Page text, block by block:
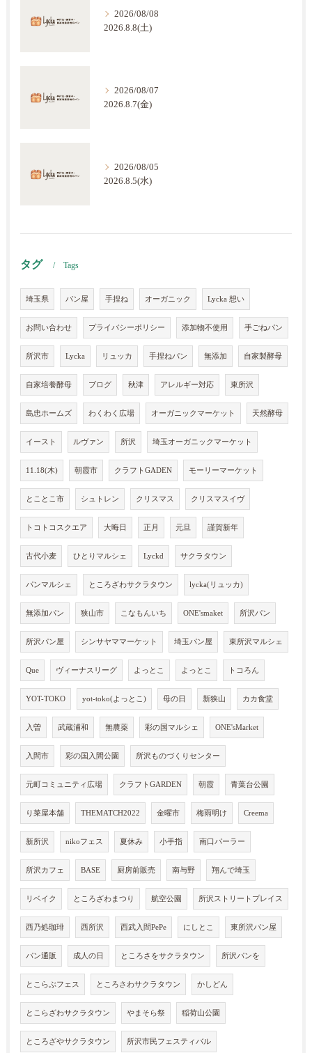
2026/08/08
2026.8.8(土)
2026/08/07
2026.8.7(金)
2026/08/05
2026.8.5(水)
タグ Tags
埼玉県 パン屋 手捏ね オーガニック Lycka 想い
お問い合わせ プライバシーポリシー 添加物不使用 手ごねパン
所沢市 Lycka リュッカ 手捏ねパン 無添加 自家製酵母
自家培養酵母 ブログ 秋津 アレルギー対応 東所沢
島忠ホームズ わくわく広場 オーガニックマーケット 天然酵母
イースト ルヴァン 所沢 埼玉オーガニックマーケット
11.18(木) 朝霞市 クラフトGADEN モーリーマーケット
とことこ市 シュトレン クリスマス クリスマスイヴ
トコトコスクエア 大晦日 正月 元旦 謹賀新年
古代小麦 ひとりマルシェ Lyckd サクラタウン
パンマルシェ ところざわサクラタウン lycka(リュッカ)
無添加パン 狭山市 こなもんいち ONE'smaket 所沢パン
所沢パン屋 シンサヤママーケット 埼玉パン屋 東所沢マルシェ
Que ヴィーナスリーグ よっとこ よっとこ トコろん
YOT-TOKO yot-toko(よっとこ) 母の日 新狭山 カカ食堂
入曽 武蔵浦和 無農薬 彩の国マルシェ ONE'sMarket
入間市 彩の国入間公園 所沢ものづくりセンター
元町コミュニティ広場 クラフトGARDEN 朝霞 青葉台公園
り菜屋本舗 THEMATCH2022 金曜市 梅雨明け Creema
新所沢 nikoフェス 夏休み 小手指 南口パーラー
所沢カフェ BASE 厨房前販売 南与野 翔んで埼玉
リベイク ところざわまつり 航空公園 所沢ストリートプレイス
西乃処珈琲 西所沢 西武入間PePe にしとこ 東所沢パン屋
パン通販 成人の日 ところさをサクラタウン 所沢パンを
とこらぶフェス ところさわサクラタウン かしどん
とこらざわサクラタウン やまそら祭 稲荷山公園
ところざやサクラタウン 所沢市民フェスティバル